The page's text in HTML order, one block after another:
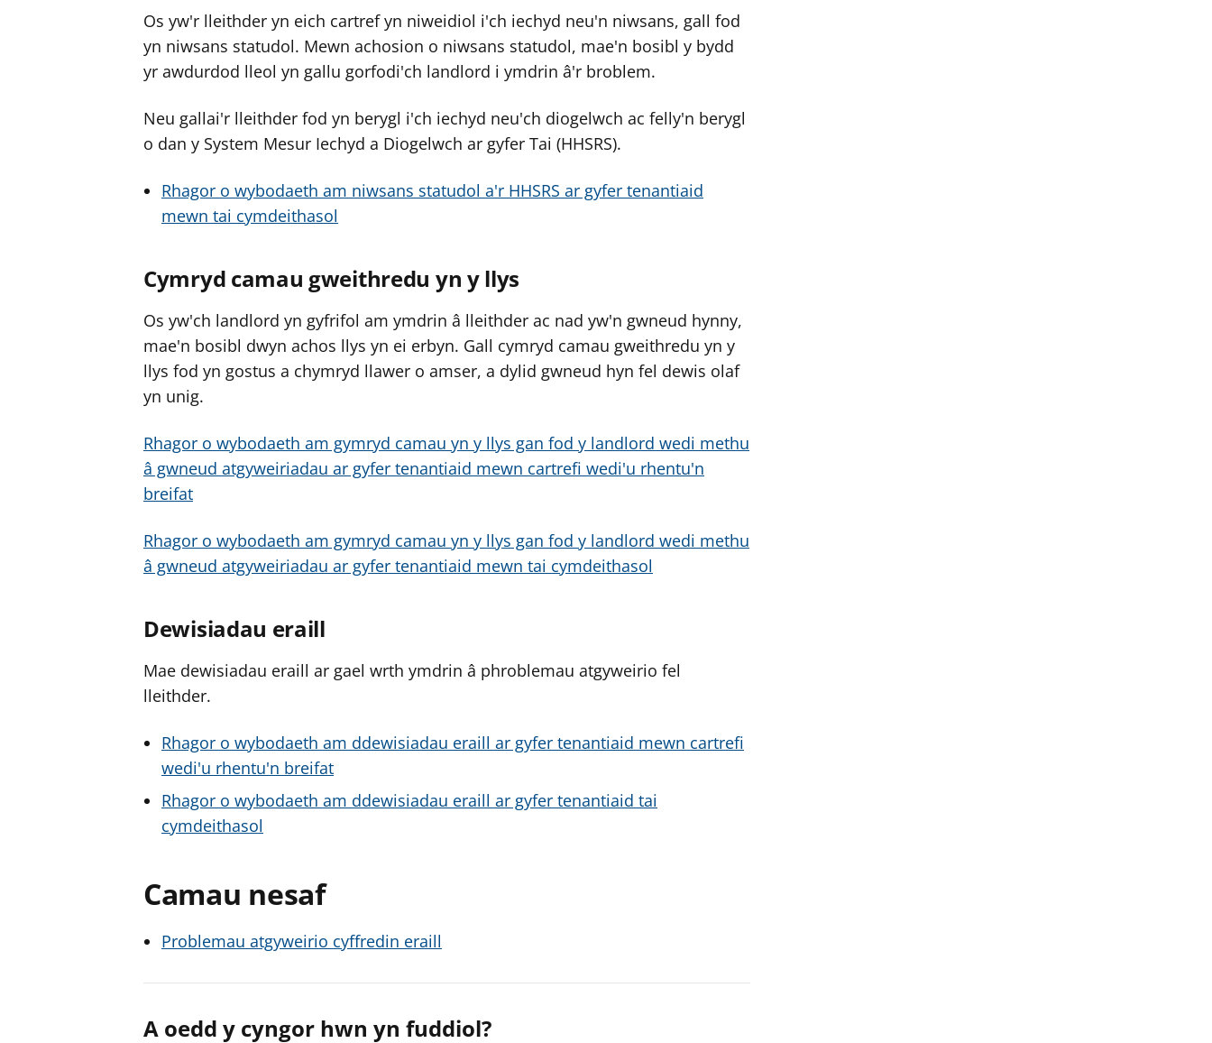
Os yw'r lleithder yn eich cartref yn niweidiol i'ch iechyd neu'n niwsans, gall fod
yn niwsans statudol. Mewn achosion o niwsans statudol, mae'n bosibl y bydd
yr awdurdod lleol yn gallu gorfodi'ch landlord i ymdrin â'r broblem.
Neu gallai'r lleithder fod yn berygl i'ch iechyd neu'ch diogelwch ac felly'n berygl
o dan y System Mesur Iechyd a Diogelwch ar gyfer Tai (HHSRS).
Rhagor o wybodaeth am niwsans statudol a'r HHSRS ar gyfer tenantiaid
mewn tai cymdeithasol
Cymryd camau gweithredu yn y llys
Os yw'ch landlord yn gyfrifol am ymdrin â lleithder ac nad yw'n gwneud hynny,
mae'n bosibl dwyn achos llys yn ei erbyn. Gall cymryd camau gweithredu yn y
llys fod yn gostus a chymryd llawer o amser, a dylid gwneud hyn fel dewis olaf
yn unig.
Rhagor o wybodaeth am gymryd camau yn y llys gan fod y landlord wedi methu
â gwneud atgyweiriadau ar gyfer tenantiaid mewn cartrefi wedi'u rhentu'n
breifat
Rhagor o wybodaeth am gymryd camau yn y llys gan fod y landlord wedi methu
â gwneud atgyweiriadau ar gyfer tenantiaid mewn tai cymdeithasol
Dewisiadau eraill
Mae dewisiadau eraill ar gael wrth ymdrin â phroblemau atgyweirio fel
lleithder.
Rhagor o wybodaeth am ddewisiadau eraill ar gyfer tenantiaid mewn cartrefi
wedi'u rhentu'n breifat
Rhagor o wybodaeth am ddewisiadau eraill ar gyfer tenantiaid tai
cymdeithasol
Camau nesaf
Problemau atgyweirio cyffredin eraill
A oedd y cyngor hwn yn fuddiol?